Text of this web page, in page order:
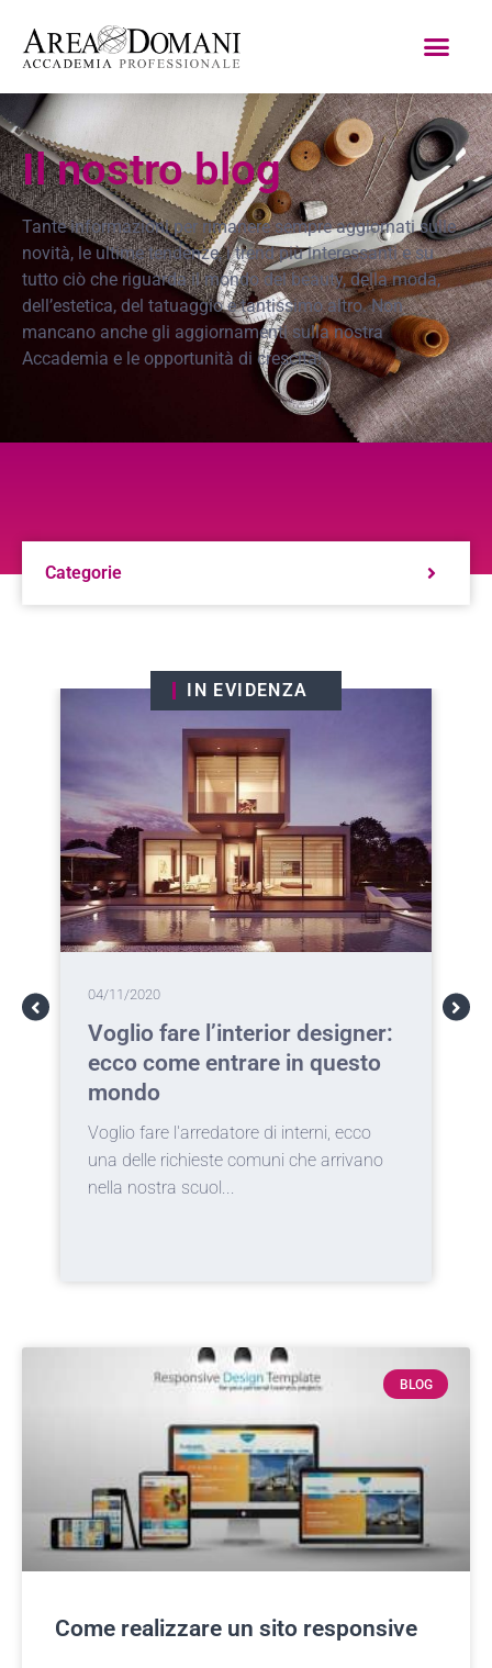
Il nostro blog
Tante informazioni per rimanere sempre aggiornati sulle
novità, le ultime tendenze, i trend più interessanti e su
tutto ciò che riguarda il mondo del beauty, della moda,
dell’estetica, del tatuaggio e tantissimo altro. Non
mancano anche gli aggiornamenti sulla nostra
Accademia e le opportunità di crescita!
IN EVIDENZA
04/11/2020
Voglio fare l’interior designer:
ecco come entrare in questo
mondo
Voglio fare l'arredatore di interni, ecco
una delle richieste comuni che arrivano
nella nostra scuol...
BLOG
Come realizzare un sito responsive
Categorie